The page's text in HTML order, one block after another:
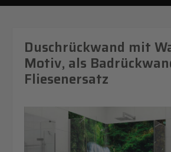
Duschrückwand mit
Motiv, als
Fliesenersatz
Bildergalerie überspringen